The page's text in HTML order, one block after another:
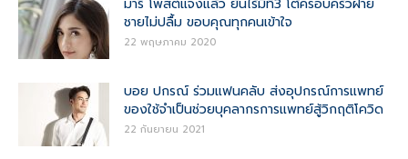
มารี โพสต์แจงแล้ว ยันไร้มีที่3 โต้ครอบครัวฝ่าย
ชายไม่ปลื้ม ขอบคุณทุกคนเข้าใจ
22 พฤษภาคม 2020
บอย ปกรณ์ ร่วมแฟนคลับ ส่งอุปกรณ์การแพทย์
ของใช้จำเป็นช่วยบุคลากรการแพทย์สู้วิกฤติโควิด
22 กันยายน 2021